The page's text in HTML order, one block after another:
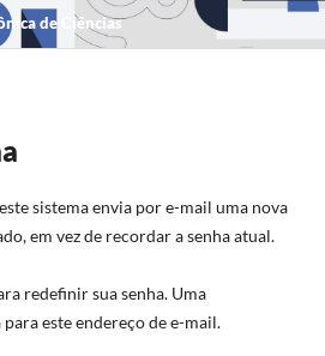
de Ciências
sistema envia por e-mail uma nova
em vez de recordar a senha atual.
redefinir sua senha. Uma
este endereço de e-mail.